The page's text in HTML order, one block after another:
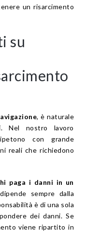
un risarcimento
su
, è naturale
Nel nostro lavoro
con grande
reali che richiedono
paga i danni in un
sempre dalla
è di una sola
dei danni. Se
viene ripartito in